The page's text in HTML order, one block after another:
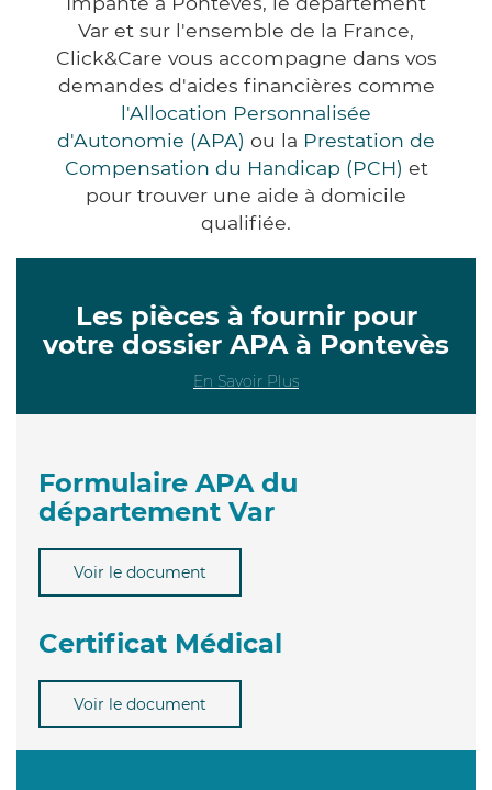
Var et sur l'ensemble de la France,
Click&Care vous accompagne dans vos
demandes d'aides financières comme
l'Allocation Personnalisée
d'Autonomie (APA) ou la Prestation de
Compensation du Handicap (PCH) et
pour trouver une aide à domicile
qualifiée.
Les pièces à fournir pour
votre dossier APA à Pontevès
En Savoir Plus
Formulaire APA du
département Var
Voir le document
Certificat Médical
Voir le document